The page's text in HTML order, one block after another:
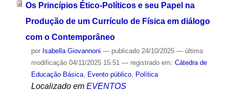
Os Princípios Ético-Políticos e seu Papel na
Produção de um Currículo de Física em diálogo
com o Contemporâneo
por Isabella Giovannoni — publicado24/10/2025 — última
modificação04/11/2025 15:51 — registrado em: Cátedra de
Educação Básica, Evento público, Política
Localizado em EVENTOS